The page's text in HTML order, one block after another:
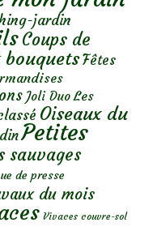
jardin
Coups de
Fêtes
Joli Duo Les
Oiseaux du
Petites
sauvages
de presse
du mois
Vivaces couvre-sol